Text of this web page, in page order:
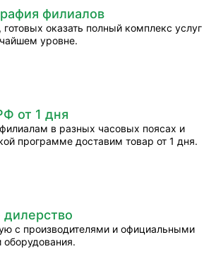
филиалов
оказать полный комплекс услуг
уровне.
от 1 дня
в разных часовых поясах и
программе доставим товар от 1 дня.
с производителями и официальными